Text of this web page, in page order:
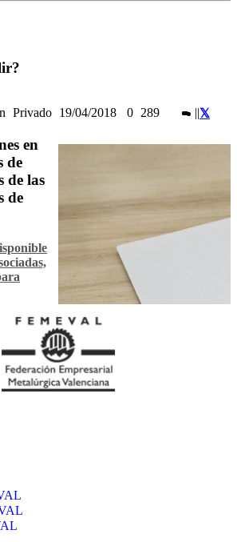
Privado 19/04/2018 0 289 ||
en
de
de las
de